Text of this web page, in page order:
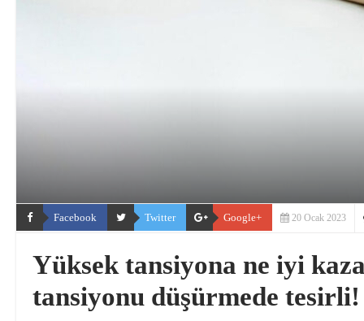
Facebook Twitter Google+ 20 Ocak 2023
Yüksek tansiyona ne iyi
tansiyonu düşürmede tesirli!